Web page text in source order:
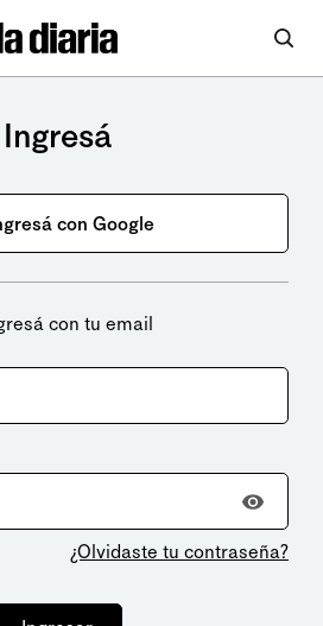
Ingresá
con Google
con tu email
¿Olvidaste tu contraseña?